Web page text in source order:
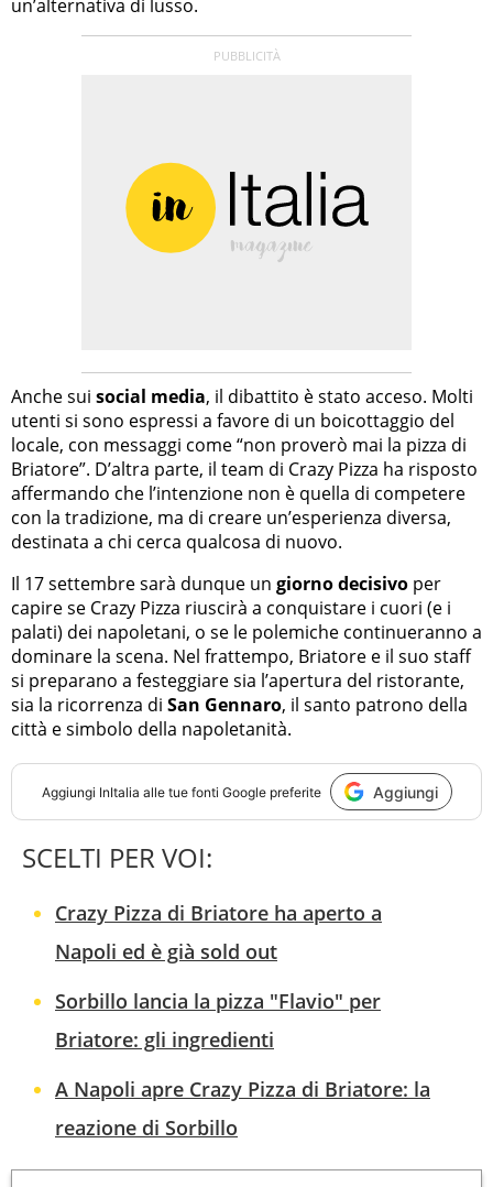
un’alternativa di lusso.
Anche sui social media, il dibattito è stato acceso. Molti
utenti si sono espressi a favore di un boicottaggio del
locale, con messaggi come “non proverò mai la pizza di
Briatore”. D’altra parte, il team di Crazy Pizza ha risposto
affermando che l’intenzione non è quella di competere
con la tradizione, ma di creare un’esperienza diversa,
destinata a chi cerca qualcosa di nuovo.
Il 17 settembre sarà dunque un giorno decisivo per
capire se Crazy Pizza riuscirà a conquistare i cuori (e i
palati) dei napoletani, o se le polemiche continueranno a
dominare la scena. Nel frattempo, Briatore e il suo staff
si preparano a festeggiare sia l’apertura del ristorante,
sia la ricorrenza di San Gennaro, il santo patrono della
città e simbolo della napoletanità.
Aggiungi InItalia alle tue fonti Google preferite Aggiungi
SCELTI PER VOI:
Crazy Pizza di Briatore ha aperto a
Napoli ed è già sold out
Sorbillo lancia la pizza "Flavio" per
Briatore: gli ingredienti
A Napoli apre Crazy Pizza di Briatore: la
reazione di Sorbillo